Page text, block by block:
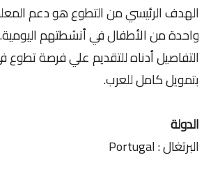
الهدف الرئيسي من التطوع هو دعم
واحدة من الأطفال في أنشطتهم
بتمويل كامل للعرب.
الدولة
البرتغال : Portugal